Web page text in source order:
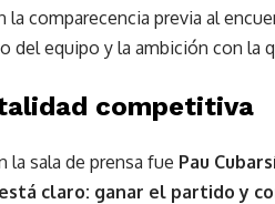
la comparecencia previa al
del equipo y la ambición con la
competitiva
la sala de prensa fue Pau Cubars
claro: ganar el partido y